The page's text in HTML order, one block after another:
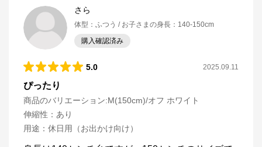
さら
体型 ： ふつう お子さまの身長 ： 140-150cm
購入確認済み
5.0 2025.09.11
ぴったり
商品のバリエーション:M(150cm)/オフ ホワイト
伸縮性 ： あり
用途 ： 休日用（お出かけ向け）